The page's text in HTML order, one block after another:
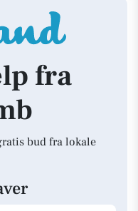
fra
bud fra lokale